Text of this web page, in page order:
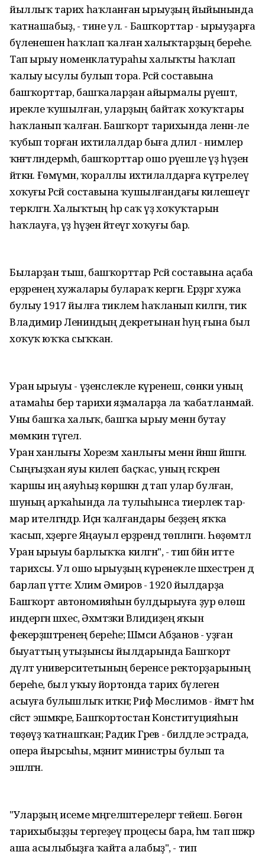
йыллыҡ тарих һаҡланған ырыуҙың йыйынында
ҡатнашабыҙ, - тине ул. - Башҡорттар - ырыуҙарға
бүленешен һаҡлап ҡалған халыҡтарҙың береһе.
Тап ырыу номенклатураһы халыҡты һаҡлап
ҡалыу ысулы булып тора. Рәсәй составына
башҡорттар, башҡаларҙан айырмалы рәүештә,
ирекле ҡушылған, уларҙың байтаҡ хоҡуҡтары
һаҡланып ҡалған. Башҡорт тарихында әленән-әле
ҡубып торған ихтилалдар быға дәлил - нимәлер
ҡәнәғәтләндермәһә, башҡорттар ошо рәүешле үҙ һүҙен
әйткән. Ғөмүмән, ҡораллы ихтилалдарға күтәрелеү
хоҡуғы Рәсәй составына ҡушылғандағы килешеүгә
теркәлгән. Халыҡтың һәр саҡ үҙ хоҡуҡтарын
һаҡлауға, үҙ һүҙен әйтеүгә хоҡуғы бар.
Быларҙан тыш, башҡорттар Рәсәй составына аҫаба
ерҙәренең хужалары булараҡ кергән. Ерҙәргә хужа
булыу 1917 йылға тиклем һаҡланып килгән, тик
Владимир Лениндың декретынан һуң ғына был
хоҡуҡ юҡҡа сыҡҡан.
Уран ырыуы - үҙенсәлекле күренеш, сөнки уның
атамаһы бер тарихи яҙмаларҙа ла ҡабатланмай.
Уны башҡа халыҡ, башҡа ырыу менән бутау
мөмкин түгел.
Уран ханлығы Хорезм ханлығы менән йәнәш йәшәгән.
Сыңғыҙхан яуы килеп баҫҡас, уның ғәскәренә
ҡаршы иң аяуһыҙ көрәшкән дә тап улар булған,
шуның арҡаһында ла тулыһынса тиерлек тар-
мар ителгәндәр. Иҫән ҡалғандары беҙҙең яҡҡа
ҡасып, хәҙерге Яңауыл ерҙәрендә төпләнгән. Һөҙөмтәлә
Уран ырыуы барлыҡҡа килгән", - тип бәйән итте
тарихсы. Ул ошо ырыуҙың күренекле шәхестәрен дә
барлап үтте: Хәлим Әмиров - 1920 йылдарҙа
Башҡорт автономияһын булдырыуға ҙур өлөш
индергән шәхес, Әхмәтзәки Вәлидиҙең яҡын
фекерҙәштәренең береһе; Шәмси Абҙанов - уҙған
быуаттың утыҙынсы йылдарында Башҡорт
дәүләт университетының беренсе ректорҙарының
береһе, был уҡыу йортонда тарих бүлеген
асыуға булышлыҡ иткән; Риф Мөслимов - йәмәғәт һәм
сәйәсәт эшмәкәре, Башҡортостан Конституцияһын
төҙөүҙә ҡатнашҡан; Радик Гәрәев - билдәле эстрада,
опера йырсыһы, мәҙәниәт министры булып та
эшләгән.
"Уларҙың исеме мәңгеләштерелергә тейеш. Бөгөн
тарихыбыҙҙы тергеҙеү процесы бара, һәм тап шәжәрә
аша асылыбыҙға ҡайта алабыҙ", - тип